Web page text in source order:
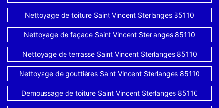
Nettoyage de toiture Saint Vincent Sterlanges 85110
Nettoyage de façade Saint Vincent Sterlanges 85110
Nettoyage de terrasse Saint Vincent Sterlanges 85110
Nettoyage de gouttières Saint Vincent Sterlanges 85110
Demoussage de toiture Saint Vincent Sterlanges 85110